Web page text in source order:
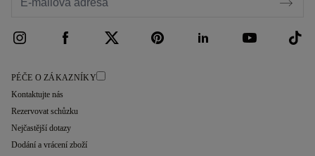
PÉČE O ZÁKAZNÍKY
Kontaktujte nás
Rezervovat schůzku
Nejčastější dotazy
Dodání a vrácení zboží